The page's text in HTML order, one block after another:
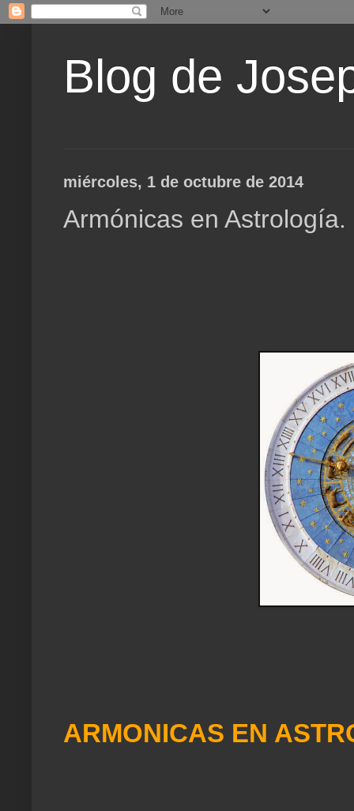
Blog de
miércoles, 1 de octubre de 2014
Armónicas en
ARMONICAS EN